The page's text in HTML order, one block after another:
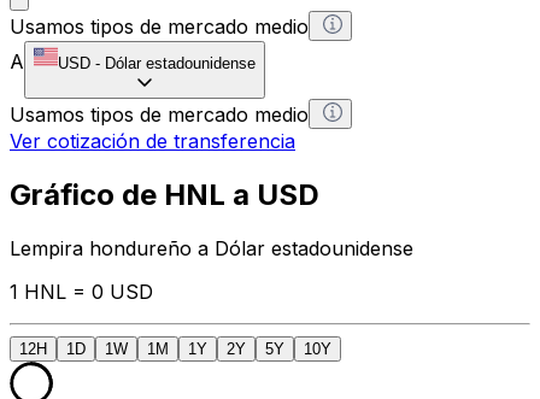
Usamos tipos de mercado medio
A
USD - Dólar estadounidense
Usamos tipos de mercado medio
Ver cotización de transferencia
Gráfico de HNL a USD
Lempira hondureño a Dólar estadounidense
1 HNL = 0 USD
12H 1D 1W 1M 1Y 2Y 5Y 10Y